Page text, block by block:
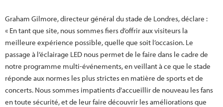
Graham Gilmore, directeur général du stade de Londres, déclare :
« En tant que site, nous sommes fiers d’offrir aux visiteurs la
meilleure expérience possible, quelle que soit l’occasion. Le
passage à l’éclairage LED nous permet de le faire dans le cadre de
notre programme multi-événements, en veillant à ce que le stade
réponde aux normes les plus strictes en matière de sports et de
concerts. Nous sommes impatients d’accueillir de nouveau les fans
en toute sécurité, et de leur faire découvrir les améliorations que